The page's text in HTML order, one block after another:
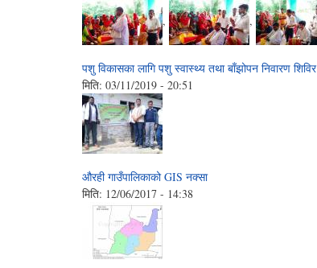
,
,
पशु विकासका लागि पशु स्वास्थ्य तथा बाँझोपन निवारण शिविर
मिति: 03/11/2019 - 20:51
औरही गाउँपालिकाको GIS नक्सा
मिति: 12/06/2017 - 14:38